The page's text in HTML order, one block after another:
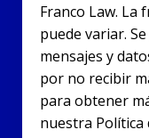
Franco Law. La
puede variar.
mensajes y
por no recibir
para obtener
nuestra Política